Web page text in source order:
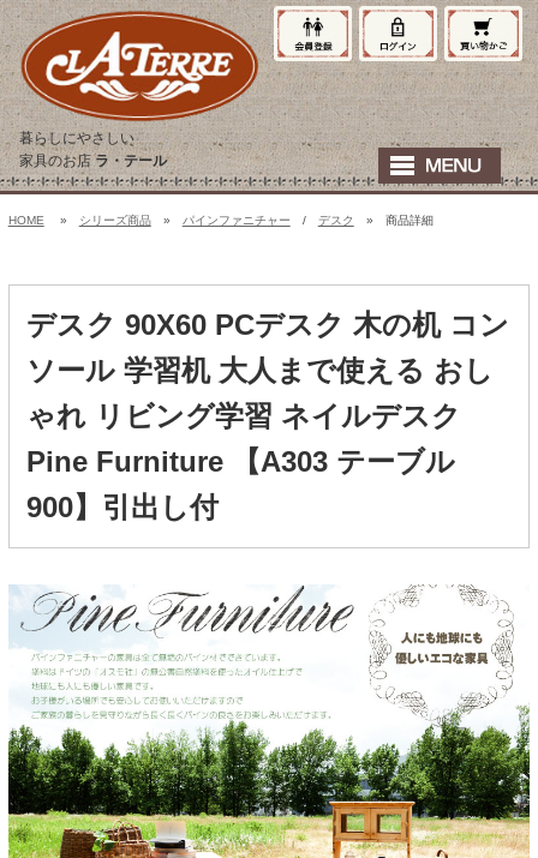
暮らしにやさしい
家具のお店ラ・テール
HOME » シリーズ商品» パインファニチャー / デスク » 商品詳細
デスク 90X60 PCデスク 木の机 コン
ソール 学習机 大人まで使える おし
ゃれ リビング学習 ネイルデスク
Pine Furniture 【A303 テーブル
900】引出し付